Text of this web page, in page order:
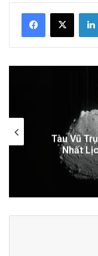
2
Đọc thêmRead
Google